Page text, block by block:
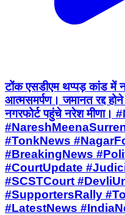
टोंक एसडीएम थप्पड़ कांड में
आत्मसमर्पण। जमानत रद्द
नगरफोर्ट पहुंचे नरेश
#TonkNews
#BreakingNews
#CourtUpdate
#SCSTCourt
#SupportersRally
#LatestNews